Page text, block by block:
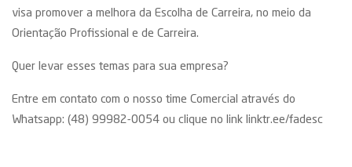
visa promover a melhora da Escolha de Carreira, no meio da
Orientação Profissional e de Carreira.
Quer levar esses temas para sua empresa?
Entre em contato com o nosso time Comercial através do
Whatsapp: (48) 99982-0054 ou clique no link linktr.ee/fadesc